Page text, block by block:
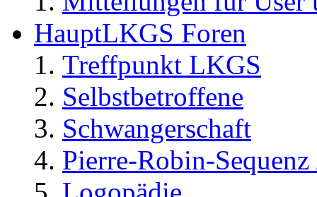
HauptLKGS Foren
Treffpunkt LKGS
Selbstbetroffene
Schwangerschaft
Pierre-Robin-